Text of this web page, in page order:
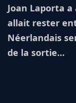
Joan Laporta
allait rester
Néerlandais
de la sortie...